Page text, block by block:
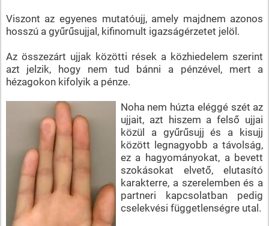
Viszont az egyenes mutatóujj, amely majdnem azonos
hosszú a gyűrűsujjal, kifinomult igazságérzetet jelöl.
Az összezárt ujjak közötti rések a közhiedelem szerint
azt jelzik, hogy nem tud bánni a pénzével, mert a
hézagokon kifolyik a pénze.
Noha nem húzta eléggé szét az
ujjait, azt hiszem a felső ujjai
közül a gyűrűsujj és a kisujj
között legnagyobb a távolság,
ez a hagyományokat, a bevett
szokásokat elvető, elutasító
karakterre, a szerelemben és a
partneri kapcsolatban pedig
cselekvési függetlenségre utal.